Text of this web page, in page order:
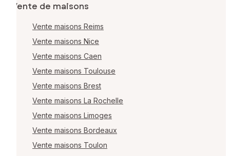
Vente de maisons
Vente maisons Reims
Vente maisons Nice
Vente maisons Caen
Vente maisons Toulouse
Vente maisons Brest
Vente maisons La Rochelle
Vente maisons Limoges
Vente maisons Bordeaux
Vente maisons Toulon